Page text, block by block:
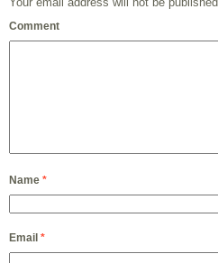
Comment
Name *
Email *